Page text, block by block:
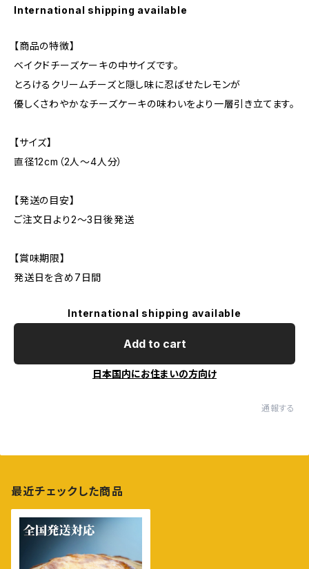
International shipping available
【商品の特徴】
ベイクドチーズケーキの中サイズです。
とろけるクリームチーズと隠し味に忍ばせたレモンが
優しくさわやかなチーズケーキの味わいをより一層引き立てます。
【サイズ】
直径12cm（2人～4人分）
【発送の目安】
ご注文日より2～3日後発送
【賞味期限】
発送日を含め7日間
International shipping available
Add to cart
日本国内にお住まいの方向け
通報する
最近チェックした商品